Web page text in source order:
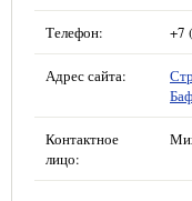
Телефон: +7
Адрес сайта:
Контактное
лицо: